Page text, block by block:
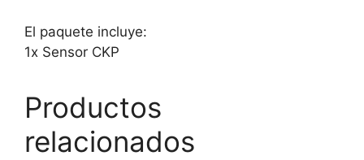
El paquete incluye:
1x Sensor CKP
Productos
relacionados